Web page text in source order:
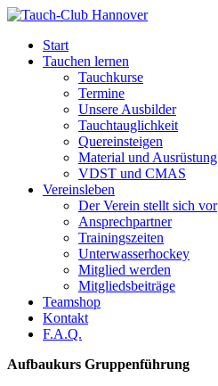
Start
Tauchen lernen
Tauchkurse
Termine
Unsere Ausbilder
Tauchtauglichkeit
Quereinsteigen
Material und Ausrüstung
VDST und CMAS
Vereinsleben
Der Verein stellt sich vor
Ansprechpartner
Trainingszeiten
Unterwasserhockey
Mitglied werden
Mitgliedsbeiträge
Teamshop
Kontakt
F.A.Q.
Aufbaukurs Gruppenführung